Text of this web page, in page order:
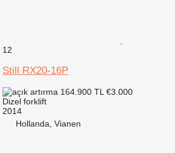
12
Still RX20-16P
164.900 TL €3.000
Dizel forklift
2014
Hollanda, Vianen